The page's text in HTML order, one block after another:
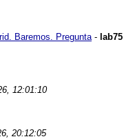
Baremos. Pregunta- lab75
12:01:10
20:12:05